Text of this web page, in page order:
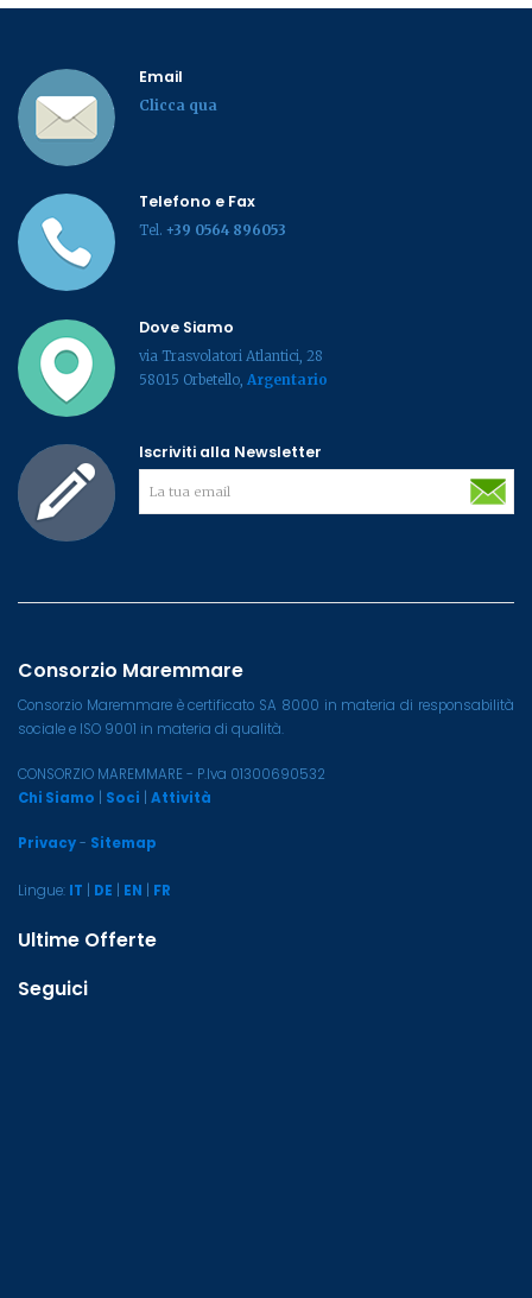
Email
Clicca qua
Telefono e Fax
Tel. +39 0564 896053
Dove Siamo
via Trasvolatori Atlantici, 28
58015 Orbetello, Argentario
Iscriviti alla Newsletter
Consorzio Maremmare
Consorzio Maremmare è certificato SA 8000 in materia di responsabilità
sociale e ISO 9001 in materia di qualità.
CONSORZIO MAREMMARE - P.Iva 01300690532
Chi Siamo
Soci Attività
Privacy- Sitemap
Lingue: IT DE EN FR
Ultime Offerte
Seguici